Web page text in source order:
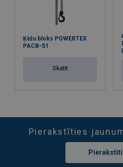
Ķēžu bloks POWERTEX
PACB-S1
Skatīt
Pierakstīties